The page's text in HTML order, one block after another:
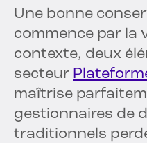
Une bonne
commence par la
contexte, deux
secteur
maîtrise
gestionnaires de
traditionnels